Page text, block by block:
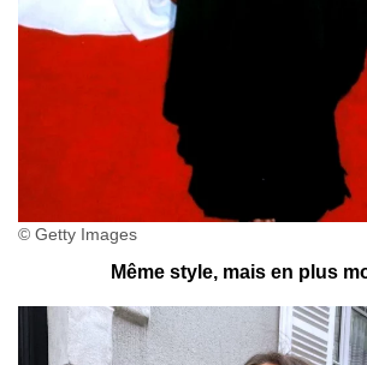
© Getty Images
Même style, mais en plus